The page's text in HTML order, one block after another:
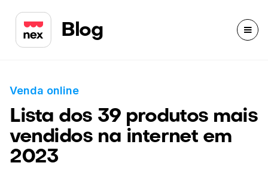
Blog
Venda online
Lista dos 39 produtos mais
vendidos na internet em
2023